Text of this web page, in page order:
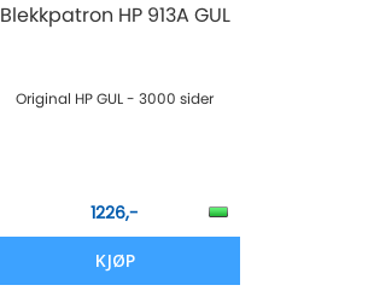
Blekkpatron HP 913A GUL
Original HP GUL - 3000 sider
1226,-
KJØP